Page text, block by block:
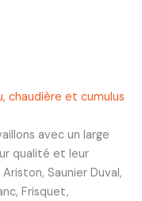
chaudière et cumulus
avec un large
qualité et leur
Saunier Duval,
Frisquet,